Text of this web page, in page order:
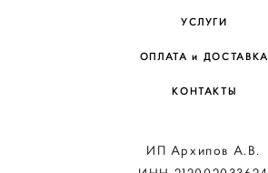
УСЛУГИ
ОПЛАТА и ДОСТАВКА
КОНТАКТЫ
ИП Архипов А.В.